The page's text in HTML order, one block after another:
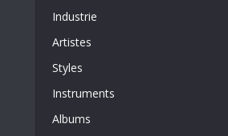
Industrie
Artistes
Styles
Instruments
Albums